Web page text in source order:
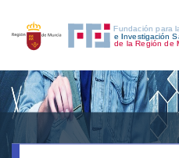
INICIO